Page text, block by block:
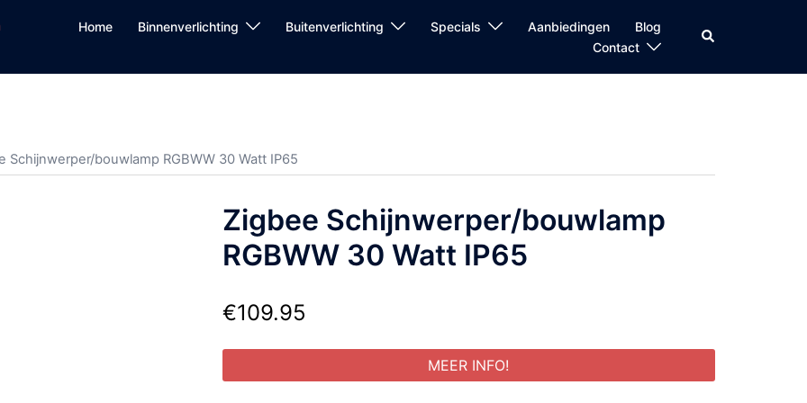
Home Binnenverlichting Buitenverlichting Specials Aanbiedingen
Blog
Contact
Zoeken
Schijnwerper/bouwlamp RGBWW 30 Watt IP65
Zigbee Schijnwerper/bouwlamp
RGBWW 30 Watt IP65
€109.95
MEER INFO!